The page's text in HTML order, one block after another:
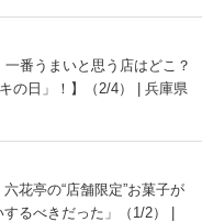
番うまいと思う店はどこ？
の日」！】（2/4） | 兵庫県
花亭の“店舗限定”お菓子が
るべきだった」（1/2） |